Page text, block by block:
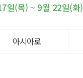
일(목) ~ 9월 22일(화)
아시아로